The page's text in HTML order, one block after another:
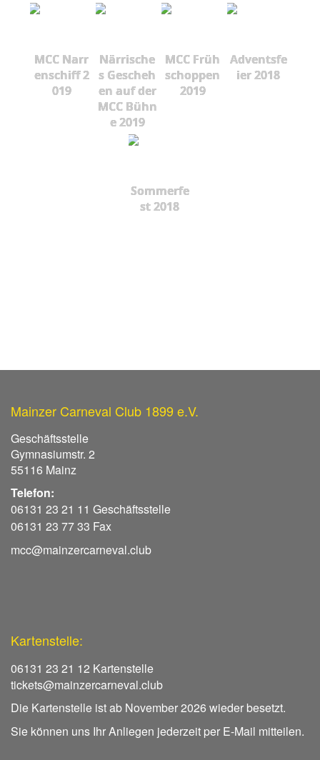
MCC Narr
enschiff 2
019
Närrische
s Gescheh
en auf der
MCC Bühn
e 2019
MCC Früh
schoppen
2019
Adventsfe
ier 2018
Sommerfe
st 2018
Mainzer Carneval Club 1899 e.V.
Geschäftsstelle
Gymnasiumstr. 2
55116 Mainz
Telefon:
06131 23 21 11 Geschäftsstelle
06131 23 77 33 Fax
mcc@mainzercarneval.club
Kartenstelle:
06131 23 21 12 Kartenstelle
tickets@mainzercarneval.club
Die Kartenstelle ist ab November 2026 wieder besetzt.
Sie können uns Ihr Anliegen jederzeit per E-Mail mitteilen.